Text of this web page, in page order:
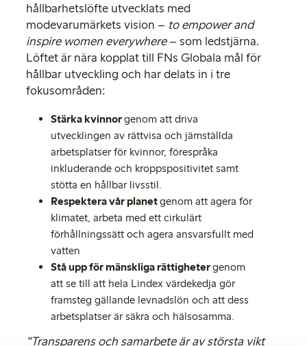
hållbarhetslöfte utvecklats med
modevarumärkets vision – to empower and
inspire women everywhere– som ledstjärna.
Löftet är nära kopplat till FNs Globala mål för
hållbar utveckling och har delats in i tre
fokusområden:
Stärka kvinnorgenom att driva
utvecklingen av rättvisa och jämställda
arbetsplatser för kvinnor, förespråka
inkluderande och kroppspositivitet samt
stötta en hållbar livsstil.
Respektera vår planetgenom att agera för
klimatet, arbeta med ett cirkulärt
förhållningssätt och agera ansvarsfullt med
vatten
Stå upp för mänskliga rättighetergenom
att se till att hela Lindex värdekedja gör
framsteg gällande levnadslön och att dess
arbetsplatser är säkra och hälsosamma.
“Transparens och samarbete är av största vikt